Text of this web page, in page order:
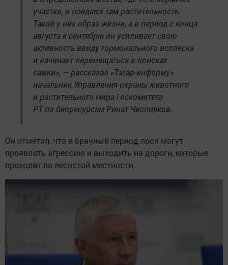
участки, и поедают там растительность.
Такой у них образ жизни, а в период с конца
августа к сентябрю он усиливает свою
активность ввиду гормонального всплеска
и начинает перемещаться в поисках
самки», — рассказал «Татар-информу»
начальник Управления охраны животного
и растительного мира Госкомитета
РТ по биоресурсам Ринат Чиспияков.
Он отметил, что в брачный период лоси могут
проявлять агрессию и выходить на дороги, которые
проходят по лесистой местности.